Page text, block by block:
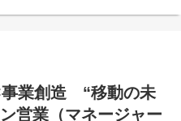
捉え、社会インフラを支える
ムの間に立ち、要件整理から
ドしていただきます。
（BTOnline）→
btm
事業創造 “移動の未
営業（マネージャー